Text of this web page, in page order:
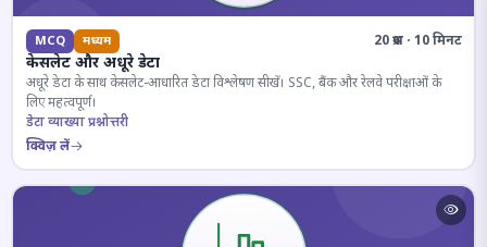
MCQ मध्यम 20 प्रश्न · 10 मिनट
केसलेट और अधूरे डेटा
अधूरे डेटा के साथ केसलेट-आधारित डेटा विश्लेषण सीखें। SSC, बैंक और रेलवे परीक्षाओं के
लिए महत्वपूर्ण।
डेटा व्याख्या प्रश्नोत्तरी
क्विज़ लें